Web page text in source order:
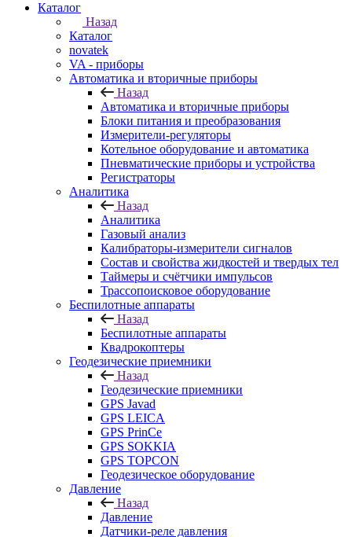
Каталог
Назад
Каталог
novatek
VA - приборы
Автоматика и вторичные приборы
Назад
Автоматика и вторичные приборы
Блоки питания и преобразования
Измерители-регуляторы
Котельное оборудование и автоматика
Пневматические приборы и устройства
Регистраторы
Аналитика
Назад
Аналитика
Газовый анализ
Калибраторы-измерители сигналов
Состав и свойства жидкостей и твердых тел
Таймеры и счётчики импульсов
Трассопоисковое оборудование
Беспилотные аппараты
Назад
Беспилотные аппараты
Квадрокоптеры
Геодезические приемники
Назад
Геодезические приемники
GPS Javad
GPS LEICA
GPS PrinCe
GPS SOKKIA
GPS TOPCON
Геодезическое оборудование
Давление
Назад
Давление
Датчики-реле давления